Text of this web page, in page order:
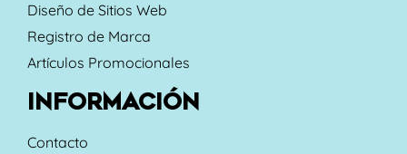
Diseño de Sitios Web
Registro de Marca
Artículos Promocionales
INFORMACIÓN
Contacto